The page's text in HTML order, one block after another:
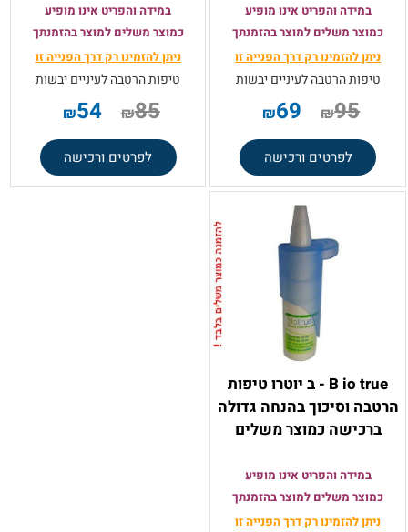
במידה והפריט אינו מופיע
כמוצר משלים למוצר בהזמנתך
ניתן להזמינו רק דרך הפנייה זו
טיפות הרטבה לעיניים יבשות
₪95
₪69
לפרטים ורכישה
במידה והפריט אינו מופיע
כמוצר משלים למוצר בהזמנתך
ניתן להזמינו רק דרך הפנייה זו
טיפות הרטבה לעיניים יבשות
₪85
₪54
לפרטים ורכישה
B io true - ב יוטרו טיפות
הרטבה וסיכוך בהנחה גדולה
ברכישה כמוצר משלים
במידה והפריט אינו מופיע
כמוצר משלים למוצר בהזמנתך
ניתן להזמינו רק דרך הפנייה זו